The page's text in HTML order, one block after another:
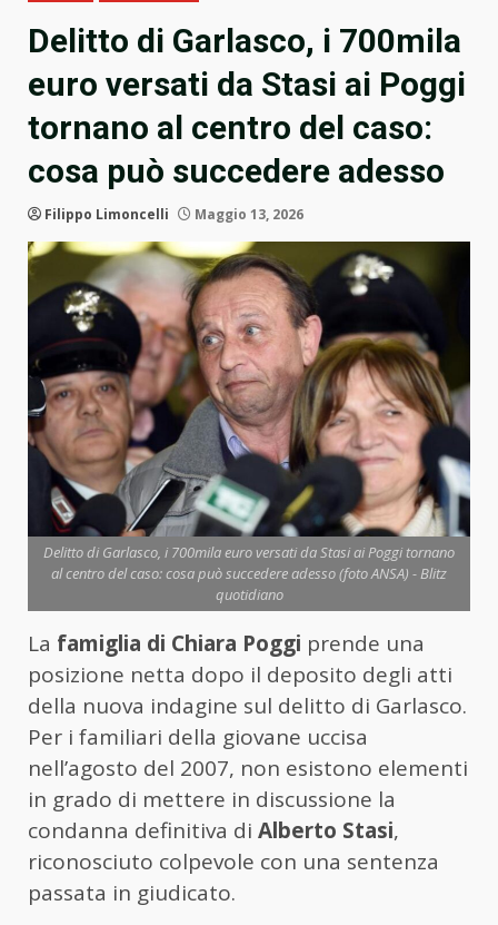
Delitto di Garlasco, i 700mila
euro versati da Stasi ai Poggi
tornano al centro del caso:
cosa può succedere adesso
Filippo Limoncelli Maggio 13, 2026
Delitto di Garlasco, i 700mila euro versati da Stasi ai Poggi tornano
al centro del caso: cosa può succedere adesso (foto ANSA) - Blitz
quotidiano
La famiglia di Chiara Poggi prende una
posizione netta dopo il deposito degli atti
della nuova indagine sul delitto di Garlasco.
Per i familiari della giovane uccisa
nell’agosto del 2007, non esistono elementi
in grado di mettere in discussione la
condanna definitiva di Alberto Stasi,
riconosciuto colpevole con una sentenza
passata in giudicato.